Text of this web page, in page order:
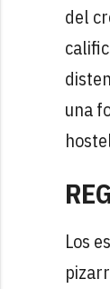
del
una
Los